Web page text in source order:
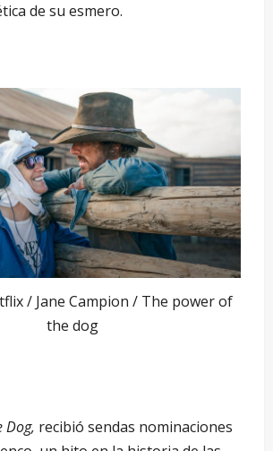
de su esmero.
/ Jane Campion / The power of
the dog
Dog, recibió sendas nominaciones